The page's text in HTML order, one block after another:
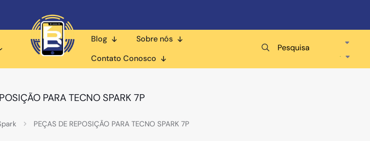
Blog
Sobre nós
Contato Conosco
Pesquisa
PARA TECNO SPARK 7P
PEÇAS DE REPOSIÇÃO PARA TECNO SPARK 7P